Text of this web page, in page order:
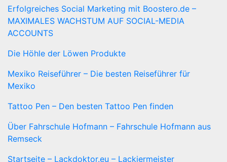
Erfolgreiches Social Marketing mit Boostero.de –
MAXIMALES WACHSTUM AUF SOCIAL-MEDIA
ACCOUNTS
Die Höhle der Löwen Produkte
Mexiko Reiseführer – Die besten Reiseführer für
Mexiko
Tattoo Pen – Den besten Tattoo Pen finden
Über Fahrschule Hofmann – Fahrschule Hofmann aus
Remseck
Startseite – Lackdoktor.eu – Lackiermeister